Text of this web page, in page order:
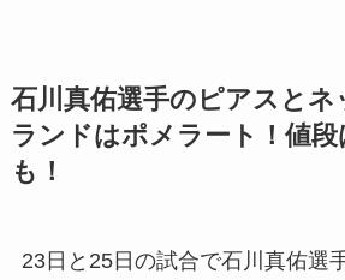
石川真佑選手のピアスと
ランドはポメラート！値段
も！
23日と25日の試合で石川真佑選